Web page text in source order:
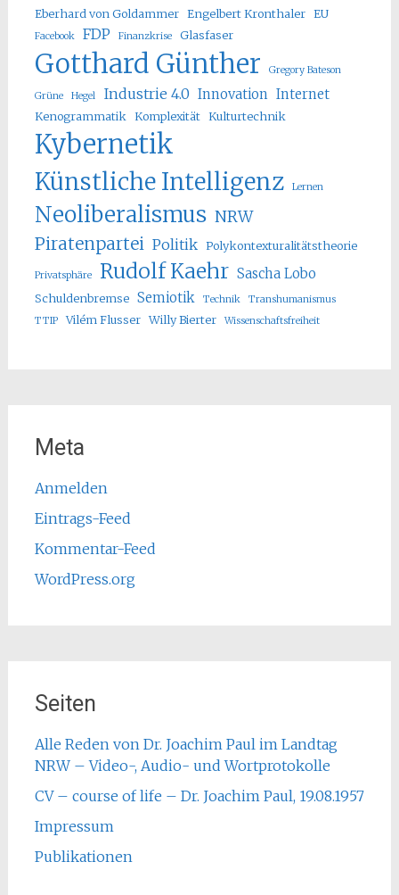
Eberhard von Goldammer Engelbert Kronthaler EU
Facebook FDP Finanzkrise Glasfaser
Gotthard Günther Gregory Bateson
Grüne Hegel Industrie 4.0 Innovation Internet
Kenogrammatik Komplexität Kulturtechnik
Kybernetik
Künstliche Intelligenz Lernen
Neoliberalismus NRW
Piratenpartei Politik Polykontexturalitätstheorie
Privatsphäre Rudolf Kaehr Sascha Lobo
Schuldenbremse Semiotik Technik
Transhumanismus
TTIP
Vilém Flusser Willy Bierter Wissenschaftsfreiheit
Meta
Anmelden
Eintrags-Feed
Kommentar-Feed
WordPress.org
Seiten
Alle Reden von Dr. Joachim Paul im Landtag
NRW – Video-, Audio- und Wortprotokolle
CV – course of life – Dr. Joachim Paul, 19.08.1957
Impressum
Publikationen